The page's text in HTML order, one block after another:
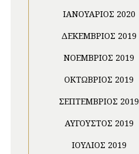
ΙΑΝΟΥΆΡΙΟΣ 2020
ΔΕΚΈΜΒΡΙΟΣ 2019
ΝΟΈΜΒΡΙΟΣ 2019
ΟΚΤΏΒΡΙΟΣ 2019
ΣΕΠΤΈΜΒΡΙΟΣ 2019
ΑΎΓΟΥΣΤΟΣ 2019
ΙΟΎΛΙΟΣ 2019